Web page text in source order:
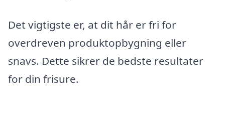
Det vigtigste er, at dit hår er fri for
overdreven produktopbygning eller
snavs. Dette sikrer de bedste resultater
for din frisure.